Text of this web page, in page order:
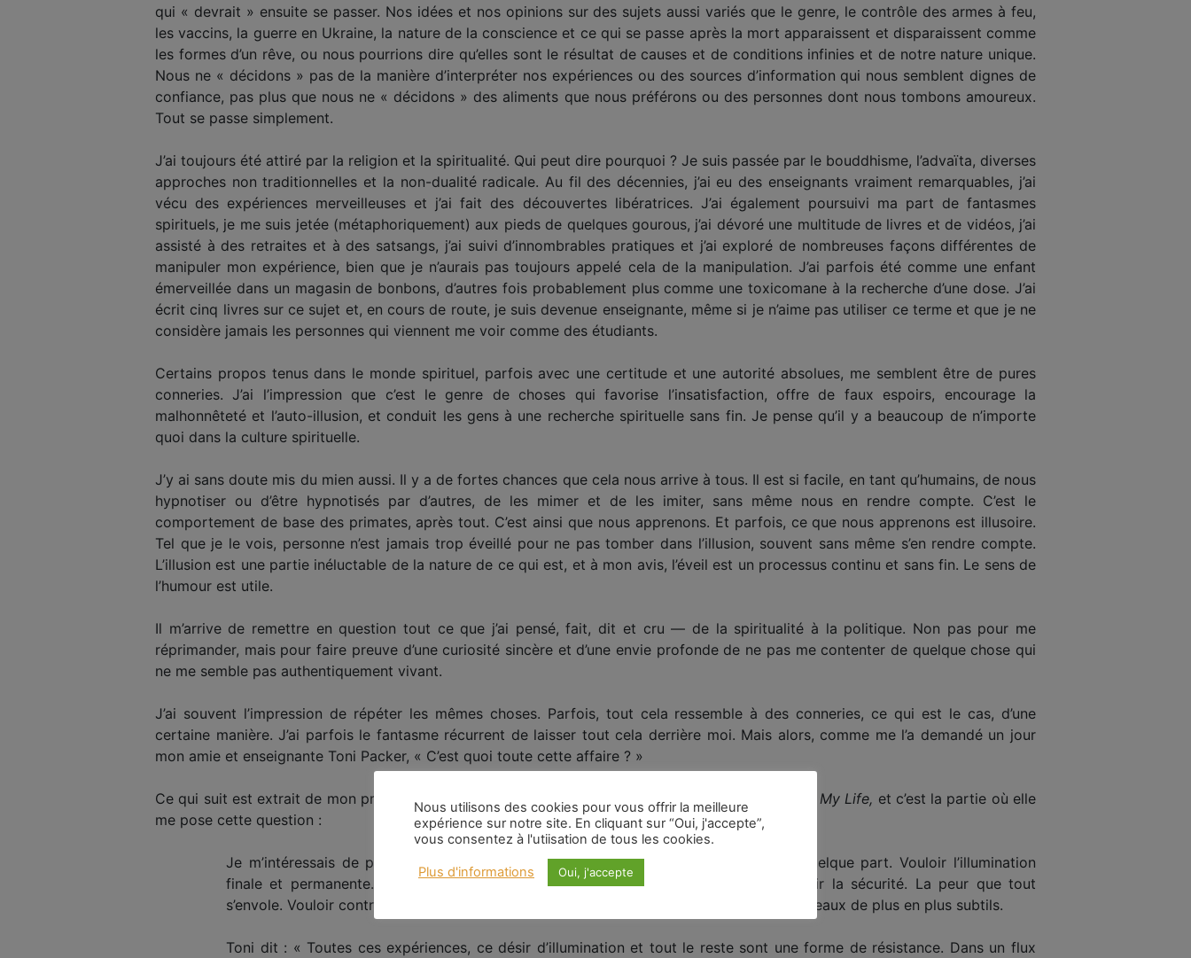
qui « devrait » ensuite se passer. Nos idées et nos opinions sur des sujets aussi variés que le genre, le contrôle des armes à feu,
les vaccins, la guerre en Ukraine, la nature de la conscience et ce qui se passe après la mort apparaissent et disparaissent comme
les formes d’un rêve, ou nous pourrions dire qu’elles sont le résultat de causes et de conditions infinies et de notre nature unique.
Nous ne « décidons » pas de la manière d’interpréter nos expériences ou des sources d’information qui nous semblent dignes de
confiance, pas plus que nous ne « décidons » des aliments que nous préférons ou des personnes dont nous tombons amoureux.
Tout se passe simplement.
J’ai toujours été attiré par la religion et la spiritualité. Qui peut dire pourquoi ? Je suis passée par le bouddhisme, l’advaïta, diverses
approches non traditionnelles et la non-dualité radicale. Au fil des décennies, j’ai eu des enseignants vraiment remarquables, j’ai
vécu des expériences merveilleuses et j’ai fait des découvertes libératrices. J’ai également poursuivi ma part de fantasmes
spirituels, je me suis jetée (métaphoriquement) aux pieds de quelques gourous, j’ai dévoré une multitude de livres et de vidéos, j’ai
assisté à des retraites et à des satsangs, j’ai suivi d’innombrables pratiques et j’ai exploré de nombreuses façons différentes de
manipuler mon expérience, bien que je n’aurais pas toujours appelé cela de la manipulation. J’ai parfois été comme une enfant
émerveillée dans un magasin de bonbons, d’autres fois probablement plus comme une toxicomane à la recherche d’une dose. J’ai
écrit cinq livres sur ce sujet et, en cours de route, je suis devenue enseignante, même si je n’aime pas utiliser ce terme et que je ne
considère jamais les personnes qui viennent me voir comme des étudiants.
Certains propos tenus dans le monde spirituel, parfois avec une certitude et une autorité absolues, me semblent être de pures
conneries. J’ai l’impression que c’est le genre de choses qui favorise l’insatisfaction, offre de faux espoirs, encourage la
malhonnêteté et l’auto-illusion, et conduit les gens à une recherche spirituelle sans fin. Je pense qu’il y a beaucoup de n’importe
quoi dans la culture spirituelle.
J’y ai sans doute mis du mien aussi. Il y a de fortes chances que cela nous arrive à tous. Il est si facile, en tant qu’humains, de nous
hypnotiser ou d’être hypnotisés par d’autres, de les mimer et de les imiter, sans même nous en rendre compte. C’est le
comportement de base des primates, après tout. C’est ainsi que nous apprenons. Et parfois, ce que nous apprenons est illusoire.
Tel que je le vois, personne n’est jamais trop éveillé pour ne pas tomber dans l’illusion, souvent sans même s’en rendre compte.
L’illusion est une partie inéluctable de la nature de ce qui est, et à mon avis, l’éveil est un processus continu et sans fin. Le sens de
l’humour est utile.
Il m’arrive de remettre en question tout ce que j’ai pensé, fait, dit et cru — de la spiritualité à la politique. Non pas pour me
réprimander, mais pour faire preuve d’une curiosité sincère et d’une envie profonde de ne pas me contenter de quelque chose qui
ne me semble pas authentiquement vivant.
J’ai souvent l’impression de répéter les mêmes choses. Parfois, tout cela ressemble à des conneries, ce qui est le cas, d’une
certaine manière. J’ai parfois le fantasme récurrent de laisser tout cela derrière moi. Mais alors, comme me l’a demandé un jour
mon amie et enseignante Toni Packer, « C’est quoi toute cette affaire ? »
Ce qui suit est extrait de mon premier livre, Bare-Bones Meditation : Waking Up from the Story of My Life, et c’est la partie où elle
me pose cette question :
Je m’intéressais de plus en plus au vouloir. Vouloir des expériences. Vouloir aller quelque part. Vouloir l’illumination
finale et permanente. Vouloir savoir, comprendre, tout résoudre, tout obtenir. Vouloir la sécurité. La peur que tout
s’envole. Vouloir contrôler, gérer ma vie, m’accrocher. Je vois l’esprit faire cela à des niveaux de plus en plus subtils.
Toni dit : « Toutes ces expériences, ce désir d’illumination et tout le reste sont une forme de résistance. Dans un flux
Nous utilisons des cookies pour vous offrir la meilleure
expérience sur notre site. En cliquant sur “Oui, j'accepte”,
vous consentez à l'utiisation de tous les cookies.
Plus d'informations Oui, j'accepte